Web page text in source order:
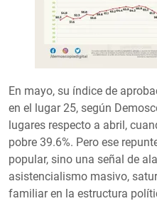
En mayo, su índice de
en el lugar 25, según
lugares respecto a abril,
pobre 39.6%. Pero ese
popular, sino una señal de
asistencialismo masivo,
familiar en la estructura